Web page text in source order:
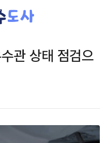
관 상태 점검으